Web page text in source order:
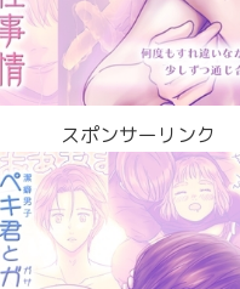
スポンサーリンク